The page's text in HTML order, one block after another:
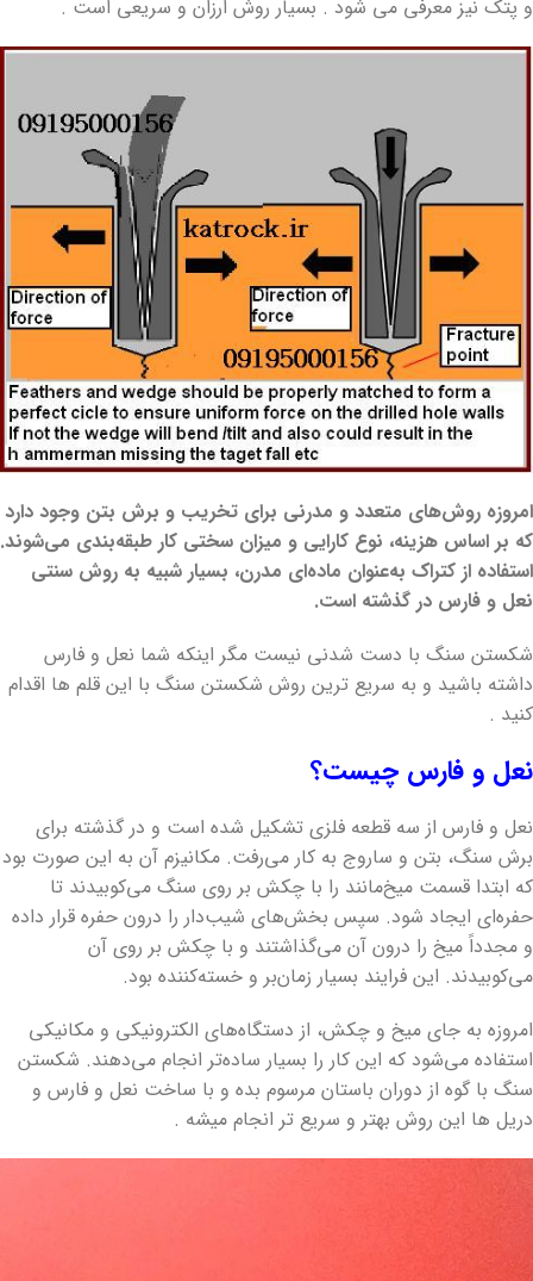
و پتک نیز معرفی می شود . بسیار روش ارزان و سریعی است .
امروزه روش‌های متعدد و مدرنی برای تخریب و برش بتن وجود دارد
که بر اساس هزینه، نوع کارایی و میزان سختی کار طبقه‌بندی می‌شوند.
استفاده از کتراک به‌عنوان ماده‌ای مدرن، بسیار شبیه به روش سنتی
نعل و فارس در گذشته است.
شکستن سنگ با دست شدنی نیست مگر اینکه شما نعل و فارس
داشته باشید و به سریع ترین روش شکستن سنگ با این قلم ها اقدام
کنید .
نعل و فارس چیست؟
نعل و فارس از سه قطعه فلزی تشکیل شده است و در گذشته برای
برش سنگ، بتن و ساروج به کار می‌رفت. مکانیزم آن به این صورت بود
که ابتدا قسمت میخ‌مانند را با چکش بر روی سنگ می‌کوبیدند تا
حفره‌ای ایجاد شود. سپس بخش‌های شیب‌دار را درون حفره قرار داده
و مجدداً میخ را درون آن می‌گذاشتند و با چکش بر روی آن
می‌کوبیدند. این فرایند بسیار زمان‌بر و خسته‌کننده بود.
امروزه به جای میخ و چکش، از دستگاه‌های الکترونیکی و مکانیکی
استفاده می‌شود که این کار را بسیار ساده‌تر انجام می‌دهند. شکستن
سنگ با گوه از دوران باستان مرسوم بده و با ساخت نعل و فارس و
دریل ها این روش بهتر و سریع تر انجام میشه .